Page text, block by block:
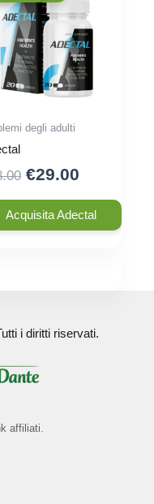
degli adulti
Original
price
was:
€29.00
price
is:
Acquisita Adectal
i diritti riservati.
affiliati.